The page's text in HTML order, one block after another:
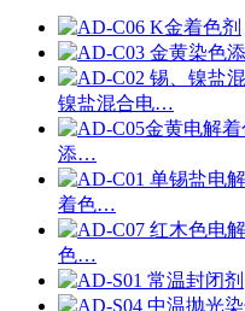
镍盐混合电…
添…
着色…
色…